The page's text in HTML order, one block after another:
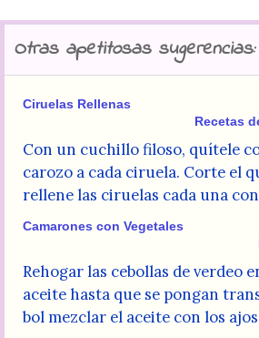
Otras apetitosas sugerencias:
Ciruelas Rellenas
Recetas
Con un cuchillo filoso, quítele
carozo a cada ciruela. Corte el
rellene las ciruelas cada una
Camarones con Vegetales
Rehogar las cebollas de verdeo
aceite hasta que se pongan
bol mezclar el aceite con los